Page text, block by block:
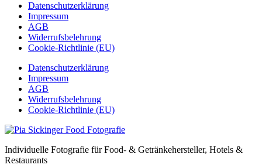
Datenschutzerklärung
Impressum
AGB
Widerrufsbelehrung
Cookie-Richtlinie (EU)
Datenschutzerklärung
Impressum
AGB
Widerrufsbelehrung
Cookie-Richtlinie (EU)
Individuelle Fotografie für Food- & Getränkehersteller, Hotels &
Restaurants